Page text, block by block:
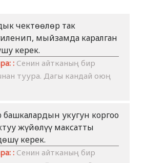
чектөөлөр так
мыйзамда каралган
керек.
: Сенин айтканың бир
туура. Дагы кандай оюң
башкалардын укугун коргоо
жүйөлүү максатты
керек.
: Сенин айтканың бир